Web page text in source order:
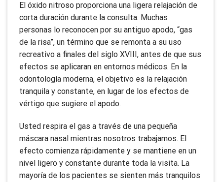
El óxido nitroso proporciona una ligera relajación de
corta duración durante la consulta. Muchas
personas lo reconocen por su antiguo apodo, “gas
de la risa”, un término que se remonta a su uso
recreativo a finales del siglo XVIII, antes de que sus
efectos se aplicaran en entornos médicos. En la
odontología moderna, el objetivo es la relajación
tranquila y constante, en lugar de los efectos de
vértigo que sugiere el apodo.
Usted respira el gas a través de una pequeña
máscara nasal mientras nosotros trabajamos. El
efecto comienza rápidamente y se mantiene en un
nivel ligero y constante durante toda la visita. La
mayoría de los pacientes se sienten más tranquilos